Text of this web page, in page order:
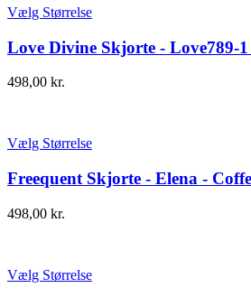
Vælg Størrelse
Love Divine Skjorte - Love789-
498,00 kr.
Vælg Størrelse
Freequent Skjorte - Elena -
498,00 kr.
Vælg Størrelse